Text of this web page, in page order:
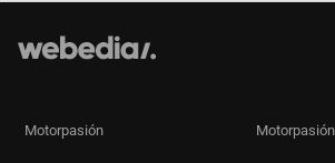
Motorpasión